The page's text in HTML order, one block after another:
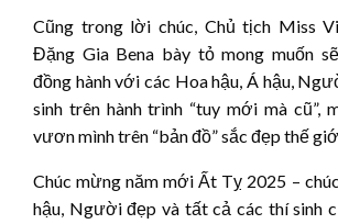
Cũng trong lời chúc, Chủ tịch Miss
Đặng Gia Bena bày tỏ mong muốn
đồng hành với các Hoa hậu, Á hậu,
sinh trên hành trình “tuy mới mà cũ”,
vươn mình trên “bản đồ” sắc đẹp thế
Chúc mừng năm mới Ất Tỵ 2025 –
hậu, Người đẹp và tất cả các thí sinh